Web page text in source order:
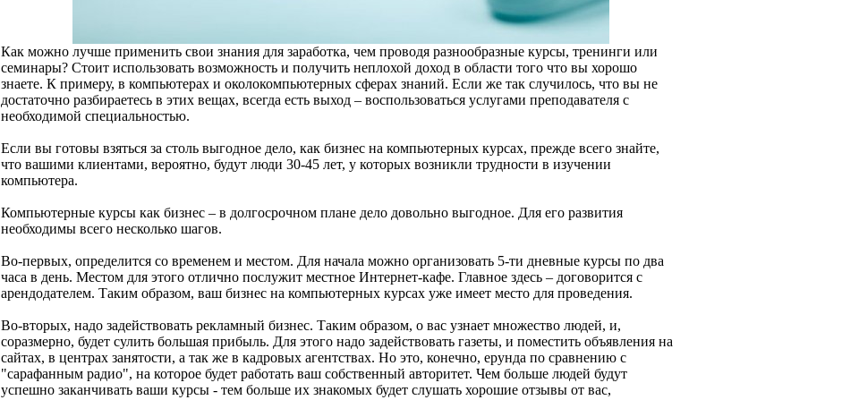
Как можно лучше применить свои знания для заработка, чем проводя разнообразные курсы, тренинги или
семинары? Стоит использовать возможность и получить неплохой доход в области того что вы хорошо
знаете. К примеру, в компьютерах и околокомпьютерных сферах знаний. Если же так случилось, что вы не
достаточно разбираетесь в этих вещах, всегда есть выход – воспользоваться услугами преподавателя с
необходимой специальностью.
Если вы готовы взяться за столь выгодное дело, как бизнес на компьютерных курсах, прежде всего знайте,
что вашими клиентами, вероятно, будут люди 30-45 лет, у которых возникли трудности в изучении
компьютера.
Компьютерные курсы как бизнес – в долгосрочном плане дело довольно выгодное. Для его развития
необходимы всего несколько шагов.
Во-первых, определится со временем и местом. Для начала можно организовать 5-ти дневные курсы по два
часа в день. Местом для этого отлично послужит местное Интернет-кафе. Главное здесь – договорится с
арендодателем. Таким образом, ваш бизнес на компьютерных курсах уже имеет место для проведения.
Во-вторых, надо задействовать рекламный бизнес. Таким образом, о вас узнает множество людей, и,
соразмерно, будет сулить большая прибыль. Для этого надо задействовать газеты, и поместить объявления на
сайтах, в центрах занятости, а так же в кадровых агентствах. Но это, конечно, ерунда по сравнению с
"сарафанным радио", на которое будет работать ваш собственный авторитет. Чем больше людей будут
успешно заканчивать ваши курсы - тем больше их знакомых будет слушать хорошие отзывы от вас,